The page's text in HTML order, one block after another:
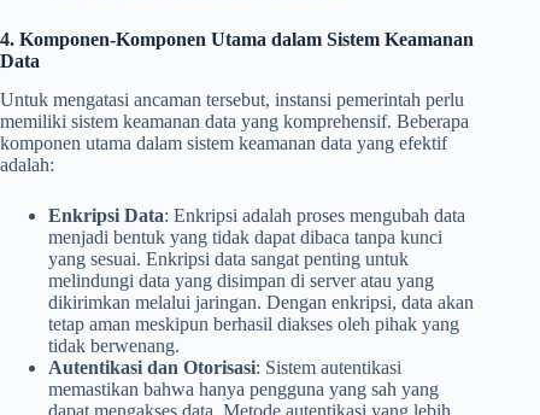
4. Komponen-Komponen Utama dalam Sistem Keamanan
Data
Untuk mengatasi ancaman tersebut, instansi pemerintah perlu
memiliki sistem keamanan data yang komprehensif. Beberapa
komponen utama dalam sistem keamanan data yang efektif
adalah:
Enkripsi Data: Enkripsi adalah proses mengubah data
menjadi bentuk yang tidak dapat dibaca tanpa kunci
yang sesuai. Enkripsi data sangat penting untuk
melindungi data yang disimpan di server atau yang
dikirimkan melalui jaringan. Dengan enkripsi, data akan
tetap aman meskipun berhasil diakses oleh pihak yang
tidak berwenang.
Autentikasi dan Otorisasi: Sistem autentikasi
memastikan bahwa hanya pengguna yang sah yang